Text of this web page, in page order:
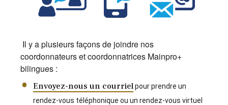
Il y a plusieurs façons de joindre nos
coordonnateurs et coordonnatrices Mainpro+
bilingues :
Envoyez-nous un courrielpour prendre un
rendez-vous téléphonique ou un rendez-vous virtuel